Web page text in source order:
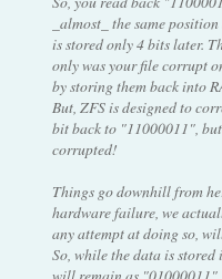
_almost_ the same
is stored only 4 bits later.
only was your file corrupt
by storing them back into
But, ZFS is designed to
bit back to "11000011",
corrupted!
Things go downhill from
hardware failure, we
any attempt at doing so,
So, while the data is